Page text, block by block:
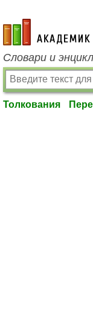
academic.ru
Словари и
Толкования